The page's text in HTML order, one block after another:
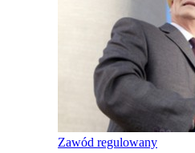
Zawód regulowany